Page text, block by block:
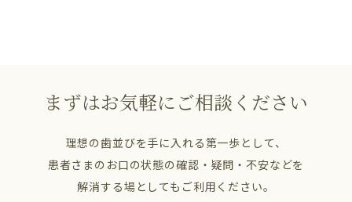
まずはお気軽にご相談ください
理想の歯並びを手に入れる第一歩として、
患者さまのお口の状態の確認・疑問・不安などを
解消する場としてもご利用ください。